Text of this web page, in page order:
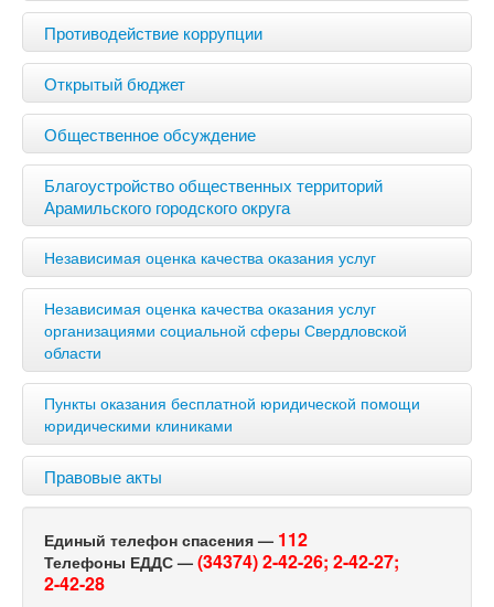
Противодействие коррупции
Открытый бюджет
Общественное обсуждение
Благоустройство общественных территорий
Арамильского городского округа
Независимая оценка качества оказания услуг
Независимая оценка качества оказания услуг
организациями социальной сферы Свердловской
области
Пункты оказания бесплатной юридической помощи
юридическими клиниками
Правовые акты
Единый телефон спасения — 112
Телефоны ЕДДС — (34374) 2-42-26; 2-42-27;
2-42-28